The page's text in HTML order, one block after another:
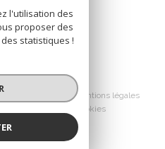
droits réservés
Mentions légales
Cookies
l'utilisation des
proposer des
statistiques !